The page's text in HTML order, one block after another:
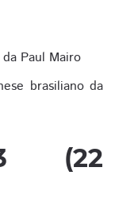
Paul Mairo
brasiliano da
(22